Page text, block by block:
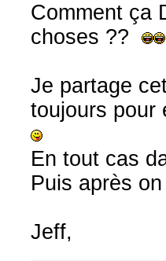
Comment ça
choses ??
Je partage
toujours pour
En tout cas
Puis après
Jeff,